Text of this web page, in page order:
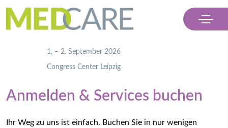
                    1. – 2. September 2026
Menü
Anmelden & Services buchen
Ihr Weg zu uns ist einfach. Buchen Sie in nur wenigen